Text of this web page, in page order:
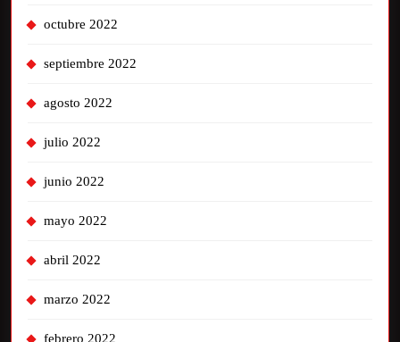
octubre 2022
septiembre 2022
agosto 2022
julio 2022
junio 2022
mayo 2022
abril 2022
marzo 2022
febrero 2022